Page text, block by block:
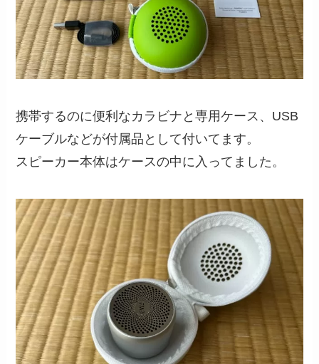
携帯するのに便利なカラビナと専用ケース、USB
ケーブルなどが付属品として付いてます。
スピーカー本体はケースの中に入ってました。